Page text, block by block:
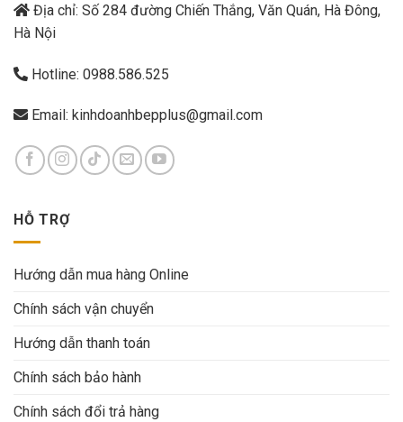
Địa chỉ: Số 284 đường Chiến Thắng, Văn Quán, Hà Đông,
Hà Nội
Hotline: 0988.586.525
Email: kinhdoanhbepplus@gmail.com
HỖ TRỢ
Hướng dẫn mua hàng Online
Chính sách vận chuyển
Hướng dẫn thanh toán
Chính sách bảo hành
Chính sách đổi trả hàng